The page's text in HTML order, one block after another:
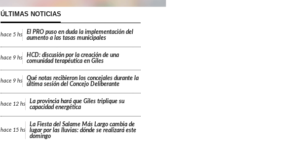
ÚLTIMAS NOTICIAS
hace 5 hs
El PRO puso en duda la implementación del
aumento a las tasas municipales
hace 9 hs
HCD: discusión por la creación de una
comunidad terapéutica en Giles
hace 9 hs
Qué notas recibieron los concejales durante la
última sesión del Concejo Deliberante
hace 12 hs
La provincia hará que Giles triplique su
capacidad energética
hace 15 hs
La Fiesta del Salame Más Largo cambia de
lugar por las lluvias: dónde se realizará este
domingo